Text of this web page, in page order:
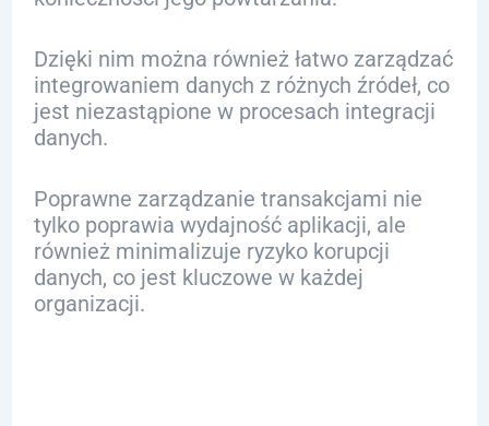
Dzięki nim można również łatwo zarządzać
integrowaniem danych z różnych źródeł, co
jest niezastąpione w procesach integracji
danych.
Poprawne zarządzanie transakcjami nie
tylko poprawia wydajność aplikacji, ale
również minimalizuje ryzyko korupcji
danych, co jest kluczowe w każdej
organizacji.